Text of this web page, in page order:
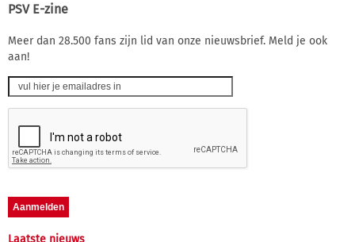
PSV E-zine
Meer dan 28.500 fans zijn lid van onze nieuwsbrief. Meld je ook
aan!
Laatste nieuws